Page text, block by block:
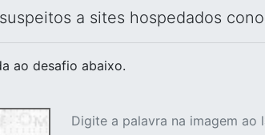
a sites hospedados
ao desafio abaixo.
Digite a palavra na imagem ao